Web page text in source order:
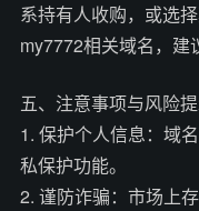
系持有人收购，或选
my7772相关域名，建
五、注意事项与风险
1. 保护个人信息：域
私保护功能。
2. 谨防诈骗：市场上